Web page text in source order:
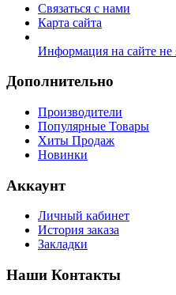
Связаться с нами
Карта сайта
Информация на сайте не
Дополнительно
Производители
Популярные Товары
Хиты Продаж
Новинки
Аккаунт
Личный кабинет
История заказа
Закладки
Наши Контакты